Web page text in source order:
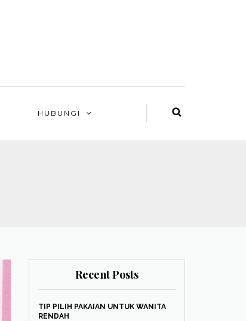
HUBUNGI
Recent Posts
TIP PILIH PAKAIAN UNTUK WANITA
RENDAH